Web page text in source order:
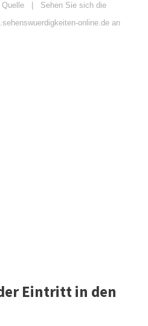
Sehen Sie sich die
online.de an
Eintritt in den